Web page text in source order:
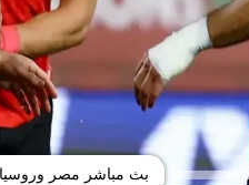
بث مباشر مصر وروسيا